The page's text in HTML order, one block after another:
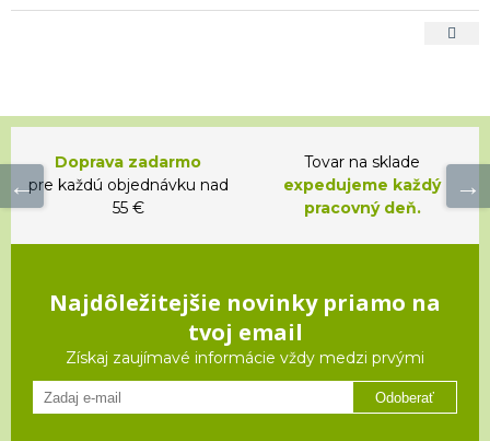
Doprava zadarmo
pre každú objednávku nad
55 €
Tovar na sklade
expedujeme každý
pracovný deň.
Najdôležitejšie novinky priamo na
tvoj email
Získaj zaujímavé informácie vždy medzi prvými
Odoberať